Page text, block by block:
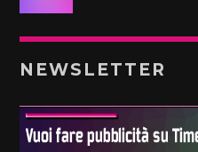
NEWSLETTER